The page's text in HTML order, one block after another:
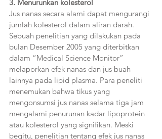
3. Menurunkan kolesterol
Jus nanas secara alami dapat mengurangi
jumlah kolesterol dalam aliran darah.
Sebuah penelitian yang dilakukan pada
bulan Desember 2005 yang diterbitkan
dalam “Medical Science Monitor”
melaporkan efek nanas dan jus buah
lainnya pada lipid plasma. Para peneliti
menemukan bahwa tikus yang
mengonsumsi jus nanas selama tiga jam
mengalami penurunan kadar lipoprotein
atau kolesterol yang signifikan. Meski
begitu, penelitian tentang efek jus nanas